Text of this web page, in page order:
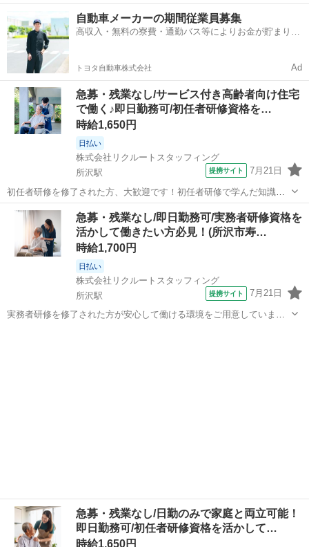
ス！~ 未経験・無資格から始められる♪ この先もずっと需要大の介護
スタッフ◎ オフィスワークや接客 …─etc 他業種からのキャリアチェ
ンジも大歓迎...
所沢駅
自動車メーカーの期間従業員募集
高収入・無料の寮費・通勤バス等によりお金が貯まりや
トヨタ自動車株式会社 Ad
急募・残業なし/サービス付き高齢者向け住宅
で働く♪即日勤務可/初任者研修資格を…
時給1,650円
日払い
株式会社リクルートスタッフィング
所沢駅
提携サイト 7月21日
初任者研修を修了された方、大歓迎です！初任者研修で学んだ知識を
活かしませんか？入社後は、丁寧なフォロー体制のもと、介護現場で
の経験を積み重ねて成長できる環境です。ぜひ一緒に働きましょう！
【サービス付き高齢者向け住宅】掃除...
埼玉 所沢市 所沢駅 介護
急募・残業なし/即日勤務可/実務者研修資格を
活かして働きたい方必見！(所沢市寿…
時給1,700円
日払い
株式会社リクルートスタッフィング
所沢駅
提携サイト 7月21日
実務者研修を修了された方が安心して働ける環境をご用意していま
急募・残業なし/日勤のみで家庭と両立可能！
即日勤務可/初任者研修資格を活かして…
時給1,650円